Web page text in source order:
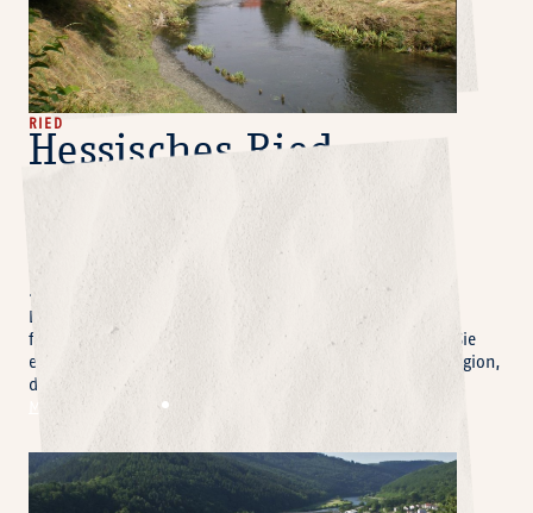
RIED
Hessisches Ried –
Naturerlebnis und
Rhein und Bergstraße
Das Hessische Ried begeistert mit weiter Landschaft,
fruchtbaren Feldern und idyllischen Radwegen. Genießen Sie
entspannte Touren durch die Natur und erleben Sie eine Region,
die Ruhe und Erholung in perfekter Balance bietet.